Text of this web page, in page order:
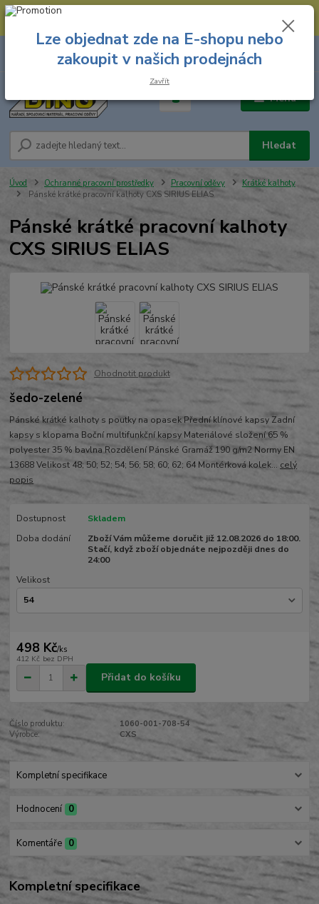
--- Spojovací materiál: 774 431 045 --- Prodejna nářadí: 731 449 423 --
Menu
Hledat
8.00 hod. - 16.00 hod.
za
Úvod Ochranné pracovní prostředky Pracovní oděvy
Krátké kalhoty
Pánské krátké pracovní kalhoty CXS SIRIUS ELIAS
Pánské krátké pracovní kalhoty
CXS SIRIUS ELIAS
Ohodnotit produkt
šedo-zelené
Pánské krátké kalhoty s poutky na opasek Přední klínové kapsy Zadní
kapsy s klopama Boční multifunkční kapsy Materiálové složení 65 %
polyester 35 % bavlna Rozdělení Pánské Gramáž 190 g/m2 Normy EN
13688 Velikost 48; 50; 52; 54; 56; 58; 60; 62; 64 Montérková kolek... celý
popis
Dostupnost
Skladem
Doba dodání
Zboží Vám můžeme doručit již 12.08.2026 do 18:00.
Stačí, když zboží objednáte nejpozději dnes do
24:00
Velikost
498 Kč/ks
412 Kč bez DPH
Přidat do košíku
Číslo produktu:
1060-001-708-54
Výrobce:
CXS
Kompletní specifikace
Hodnocení 0
Komentáře 0
Kompletní specifikace
Lze objednat zde na E-shopu nebo
zakoupit v našich prodejnách
Zavřít